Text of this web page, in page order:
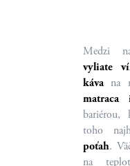
Medzi
vyliate
kávana
matraca
bariérou,
toho
poťah.
na